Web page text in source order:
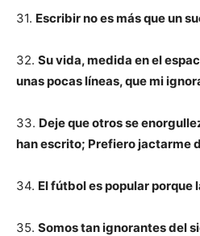
31. Escribir no es más que un
32. Su vida, medida en el
unas pocas líneas, que mi
33. Deje que otros se
han escrito; Prefiero jactarme
34. El fútbol es popular porque
35. Somos tan ignorantes del